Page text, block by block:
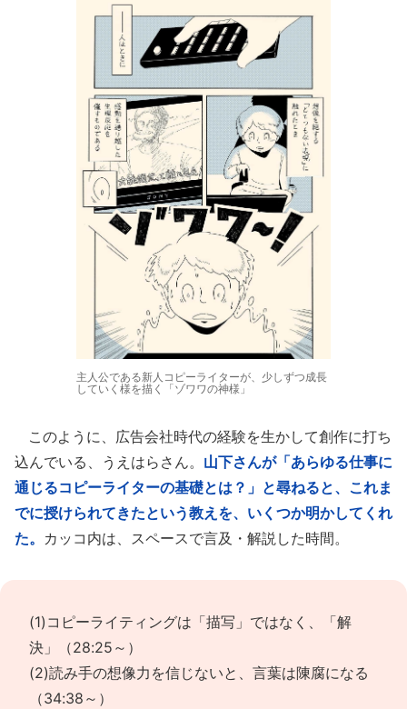
主人公である新人コピーライターが、少しずつ成長
していく様を描く「ゾワワの神様」
このように、広告会社時代の経験を生かして創作に打ち
込んでいる、うえはらさん。 山下さんが「あらゆる仕事に
通じるコピーライターの基礎とは？」と尋ねると、これま
でに授けられてきたという教えを、いくつか明かしてくれ
た。 カッコ内は、スペースで言及・解説した時間。
(1)コピーライティングは「描写」ではなく、「解
決」（28:25～）
(2)読み手の想像力を信じないと、言葉は陳腐になる
（34:38～）